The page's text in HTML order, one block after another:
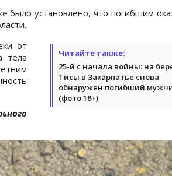
было установлено, что погибшим
Читайте также:
25-й с начала войны: на
Тисы в Закарпатье снова
обнаружен погибший
(фото 18+)
от
тела